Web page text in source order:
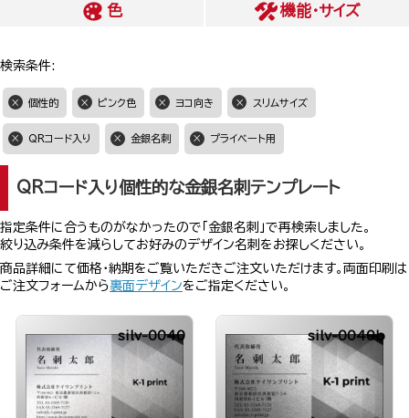
色
機能・サイズ
検索条件:
個性的 ピンク色 ヨコ向き スリムサイズ
QRコード入り 金銀名刺 プライベート用
QRコード入り個性的な金銀名刺テンプレート
指定条件に合うものがなかったので「金銀名刺」で再検索しました。
絞り込み条件を減らしてお好みのデザイン名刺をお探しください。
商品詳細にて価格・納期をご覧いただきご注文いただけます。両面印刷は
ご注文フォームから裏面デザインをご指定ください。
silv-0040 silv-0040b